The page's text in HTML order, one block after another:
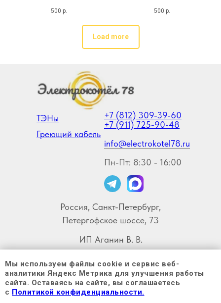
500 р. 500 р.
Load more
Россия, Санкт-Петербург,
Петергофское шоссе, 73
ИП Аганин В. В.
ИНН 780100072440
ОГРНИП 319784700016655
© Copyright 2026
ТЭНы
Греющий кабель
+7 (812) 309-39-60
+7 (911) 725-90-48
info@electrokotel78.ru
Пн-Пт: 8:30 - 16:00
Карта сайта Политика
Мы используем файлы cookie и сервис веб-
аналитики Яндекс Метрика для улучшения работы
сайта. Оставаясь на сайте, вы соглашаетесь
с Политикой конфиденциальности.